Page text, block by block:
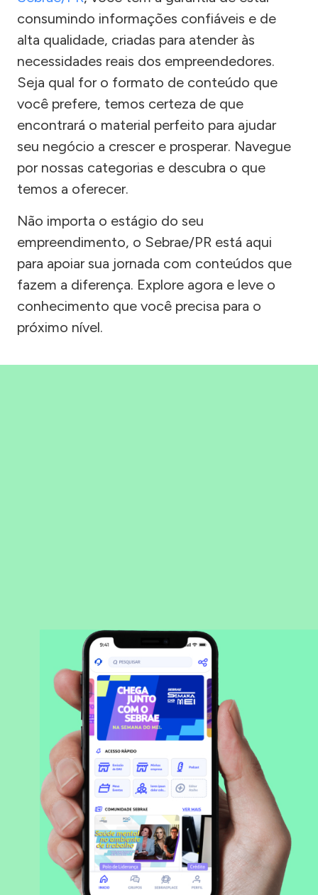
consumindo informações confiáveis e de
alta qualidade, criadas para atender às
necessidades reais dos empreendedores.
Seja qual for o formato de conteúdo que
você prefere, temos certeza de que
encontrará o material perfeito para ajudar
seu negócio a crescer e prosperar. Navegue
por nossas categorias e descubra o que
temos a oferecer.
Não importa o estágio do seu
empreendimento, o Sebrae/PR está aqui
para apoiar sua jornada com conteúdos que
fazem a diferença. Explore agora e leve o
conhecimento que você precisa para o
próximo nível.